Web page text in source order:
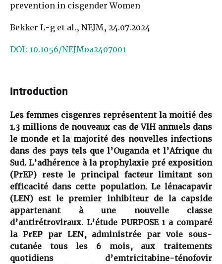
prevention in cisgender Women
Bekker L-g et al., NEJM, 24.07.2024
DOI: 10.1056/NEJMoa2407001
Introduction
Les femmes cisgenres représentent la moitié des
1.3 millions de nouveaux cas de VIH annuels dans
le monde et la majorité des nouvelles infections
dans des pays tels que l’Ouganda et l’Afrique du
Sud. L’adhérence à la prophylaxie pré exposition
(PrEP) reste le principal facteur limitant son
efficacité dans cette population. Le lénacapavir
(LEN) est le premier inhibiteur de la capside
appartenant à une nouvelle classe
d’antirétroviraux. L’étude PURPOSE 1 a comparé
la PrEP par LEN, administrée par voie sous-
cutanée tous les 6 mois, aux traitements
quotidiens d’emtricitabine-ténofovir